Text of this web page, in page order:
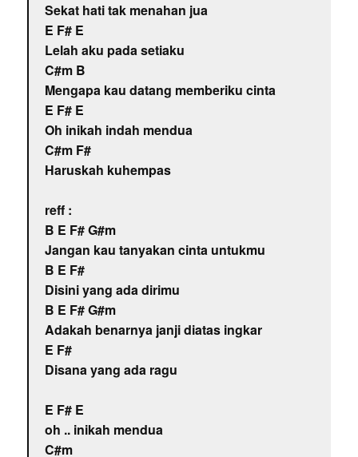
Sekat hati tak menahan jua
E F# E
Lelah aku pada setiaku
C#m B
Mengapa kau datang memberiku cinta
E F# E
Oh inikah indah mendua
C#m F#
Haruskah kuhempas
reff :
B E F# G#m
Jangan kau tanyakan cinta untukmu
B E F#
Disini yang ada dirimu
B E F# G#m
Adakah benarnya janji diatas ingkar
E F#
Disana yang ada ragu
E F# E
oh .. inikah mendua
C#m